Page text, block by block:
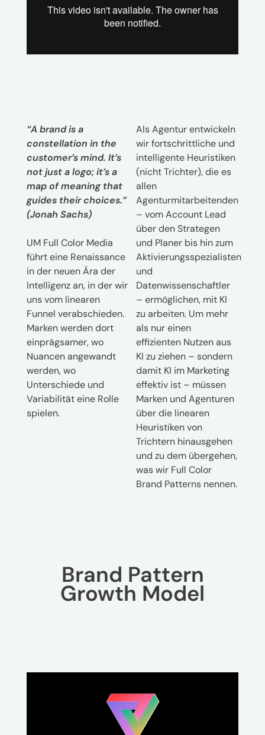
“A brand is a
constellation in the
customer’s mind. It’s
not just a logo; it’s a
map of meaning that
guides their choices.”
(Jonah Sachs)
UM Full Color Media
führt eine Renaissance
in der neuen Ära der
Intelligenz an, in der wir
uns vom linearen
Funnel verabschieden.
Marken werden dort
einprägsamer, wo
Nuancen angewandt
werden, wo
Unterschiede und
Variabilität eine Rolle
spielen.
Als Agentur entwickeln
wir fortschrittliche und
intelligente Heuristiken
(nicht Trichter), die es
allen
Agenturmitarbeitenden
– vom Account Lead
über den Strategen
und Planer bis hin zum
Aktivierungsspezialisten
und
Datenwissenschaftler
– ermöglichen, mit KI
zu arbeiten. Um mehr
als nur einen
effizienten Nutzen aus
KI zu ziehen – sondern
damit KI im Marketing
effektiv ist – müssen
Marken und Agenturen
über die linearen
Heuristiken von
Trichtern hinausgehen
und zu dem übergehen,
was wir Full Color
Brand Patterns nennen.
Brand Pattern
Growth Model